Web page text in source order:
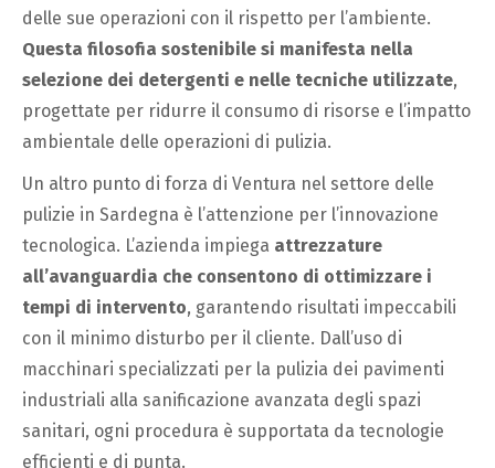
delle sue operazioni con il rispetto per l’ambiente.
Questa filosofia sostenibile si manifesta nella
selezione dei detergenti e nelle tecniche utilizzate,
progettate per ridurre il consumo di risorse e l’impatto
ambientale delle operazioni di pulizia.
Un altro punto di forza di Ventura nel settore delle
pulizie in Sardegna è l’attenzione per l’innovazione
tecnologica. L’azienda impiega attrezzature
all’avanguardia che consentono di ottimizzare i
tempi di intervento, garantendo risultati impeccabili
con il minimo disturbo per il cliente. Dall’uso di
macchinari specializzati per la pulizia dei pavimenti
industriali alla sanificazione avanzata degli spazi
sanitari, ogni procedura è supportata da tecnologie
efficienti e di punta.